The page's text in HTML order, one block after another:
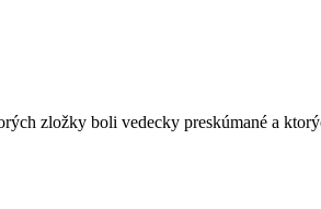
zložky boli vedecky preskúmané a